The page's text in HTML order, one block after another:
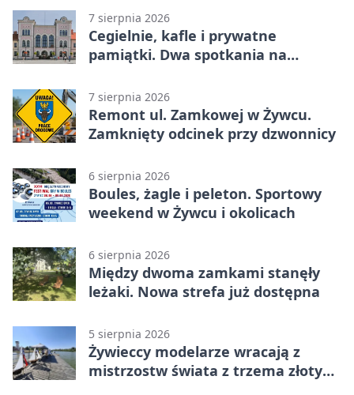
7 sierpnia 2026
Cegielnie, kafle i prywatne
pamiątki. Dwa spotkania na
7 sierpnia 2026
Remont ul. Zamkowej w Żywcu.
Zamknięty odcinek przy dzwonnicy
6 sierpnia 2026
Boules, żagle i peleton. Sportowy
weekend w Żywcu i okolicach
6 sierpnia 2026
Między dwoma zamkami stanęły
leżaki. Nowa strefa już dostępna
5 sierpnia 2026
Żywieccy modelarze wracają z
mistrzostw świata z trzema złotymi